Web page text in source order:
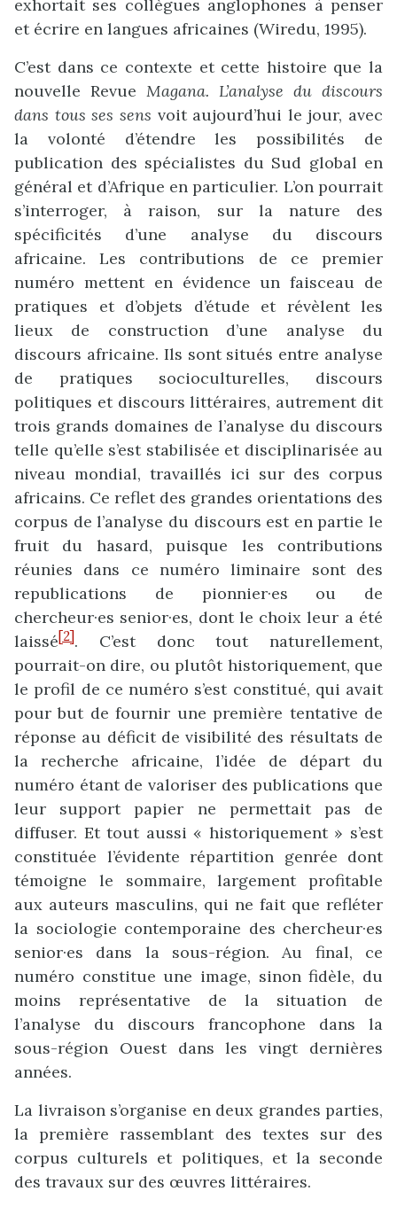
exhortait ses collègues anglophones à penser
et écrire en langues africaines (Wiredu, 1995).
C’est dans ce contexte et cette histoire que la
nouvelle Revue Magana. L’analyse du discours
dans tous ses sens voit aujourd’hui le jour, avec
la volonté d’étendre les possibilités de
publication des spécialistes du Sud global en
général et d’Afrique en particulier. L’on pourrait
s’interroger, à raison, sur la nature des
spécificités d’une analyse du discours
africaine. Les contributions de ce premier
numéro mettent en évidence un faisceau de
pratiques et d’objets d’étude et révèlent les
lieux de construction d’une analyse du
discours africaine. Ils sont situés entre analyse
de pratiques socioculturelles, discours
politiques et discours littéraires, autrement dit
trois grands domaines de l’analyse du discours
telle qu’elle s’est stabilisée et disciplinarisée au
niveau mondial, travaillés ici sur des corpus
africains. Ce reflet des grandes orientations des
corpus de l’analyse du discours est en partie le
fruit du hasard, puisque les contributions
réunies dans ce numéro liminaire sont des
republications de pionnier·es ou de
chercheur·es senior·es, dont le choix leur a été
laissé[2]. C’est donc tout naturellement,
pourrait-on dire, ou plutôt historiquement, que
le profil de ce numéro s’est constitué, qui avait
pour but de fournir une première tentative de
réponse au déficit de visibilité des résultats de
la recherche africaine, l’idée de départ du
numéro étant de valoriser des publications que
leur support papier ne permettait pas de
diffuser. Et tout aussi « historiquement » s’est
constituée l’évidente répartition genrée dont
témoigne le sommaire, largement profitable
aux auteurs masculins, qui ne fait que refléter
la sociologie contemporaine des chercheur·es
senior·es dans la sous-région. Au final, ce
numéro constitue une image, sinon fidèle, du
moins représentative de la situation de
l’analyse du discours francophone dans la
sous-région Ouest dans les vingt dernières
années.
La livraison s’organise en deux grandes parties,
la première rassemblant des textes sur des
corpus culturels et politiques, et la seconde
des travaux sur des œuvres littéraires.